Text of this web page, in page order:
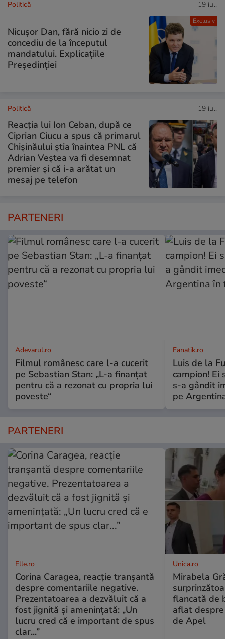
Exclusiv
Politică 19 iul.
Nicușor Dan, fără nicio zi de
concediu de la începutul
mandatului. Explicațiile
Președinției
Politică 19 iul.
Reacția lui Ion Ceban, după ce
Ciprian Ciucu a spus că primarul
Chișinăului știa înaintea PNL că
Adrian Veștea va fi desemnat
premier și că i-a arătat un
mesaj pe telefon
PARTENERI
Adevarul.ro
Filmul românesc care l-a cucerit
pe Sebastian Stan: „L-a finanțat
pentru că a rezonat cu propria lui
poveste“
Fanatik.ro
Luis de la
campion! Ei
s-a gândit
pe
PARTENERI
Elle.ro
Corina Caragea, reacție tranșantă
despre comentariile negative.
Prezentatoarea a dezvăluit că a
fost jignită și amenințată: „Un
lucru cred că e important de spus
clar...”
Unica.ro
Mirabela
flancată de
aflat
de Apel